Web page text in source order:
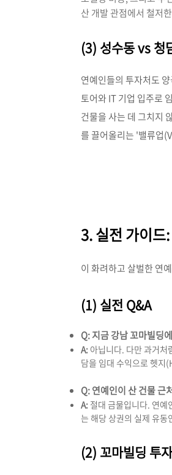
산 개발 관점에서 철저
(3) 성수동 vs
연예인들의 투자처도
토어와 IT 기업 입주로
건물을 사는 데 그치지
를 끌어올리는 '밸류업
3. 실전 가이드
이 화려하고 살벌한 연
(1) 실전 Q&A
Q: 지금 강남 꼬마빌딩
A: 아닙니다. 다만 과거
담을 임대 수익으로 헷지
Q: 연예인이 산 건물 근
A: 절대 금물입니다. 연예
는 해당 상권의 실제 유동
(2) 꼬마빌딩 투